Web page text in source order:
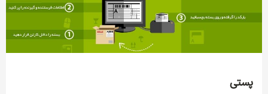
پستی